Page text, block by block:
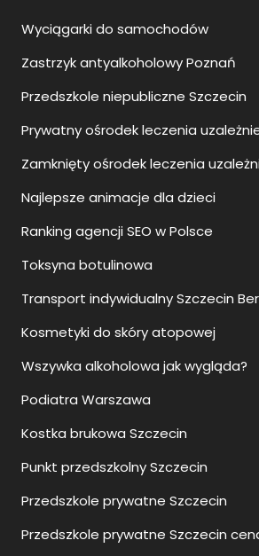
Wyciągarki do samochodów
Zastrzyk antyalkoholowy Poznań
Przedszkole niepubliczne Szczecin
Prywatny ośrodek leczenia
Zamknięty ośrodek leczenia
Najlepsze animacje dla dzieci
Ranking agencji SEO w Polsce
Toksyna botulinowa
Transport indywidualny Szczecin
Kosmetyki do skóry atopowej
Wszywka alkoholowa jak wygląda?
Podiatra Warszawa
Kostka brukowa Szczecin
Punkt przedszkolny Szczecin
Przedszkole prywatne Szczecin
Przedszkole prywatne Szczecin